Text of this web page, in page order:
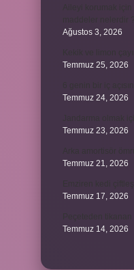
Ağustos 3, 2026
Temmuz 25, 2026
Temmuz 24, 2026
Temmuz 23, 2026
Temmuz 21, 2026
Temmuz 17, 2026
Temmuz 14, 2026